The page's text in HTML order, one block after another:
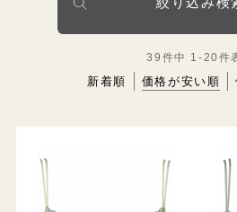
39 件中 1 -20件
新着順 価格が安い順